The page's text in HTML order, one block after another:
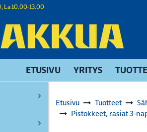
La 10.00-13.00
ETUSIVU YRITYS
Etusivu Tuotteet
Pistokkeet, rasiat 3-